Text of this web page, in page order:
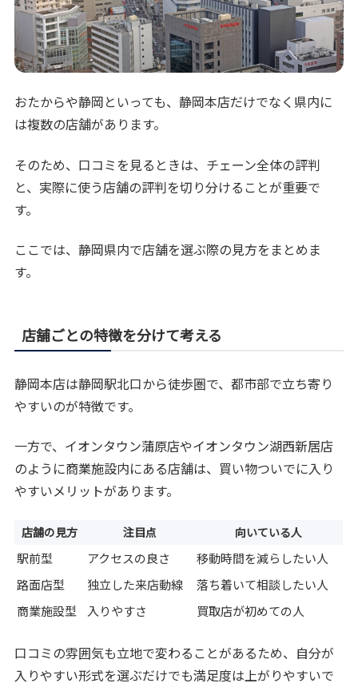
おたからや静岡といっても、静岡本店だけでなく県内に
は複数の店舗があります。
そのため、口コミを見るときは、チェーン全体の評判
と、実際に使う店舗の評判を切り分けることが重要で
す。
ここでは、静岡県内で店舗を選ぶ際の見方をまとめま
す。
店舗ごとの特徴を分けて考える
静岡本店は静岡駅北口から徒歩圏で、都市部で立ち寄り
やすいのが特徴です。
一方で、イオンタウン蒲原店やイオンタウン湖西新居店
のように商業施設内にある店舗は、買い物ついでに入り
やすいメリットがあります。
店舗の見方 注目点 向いている人
駅前型 アクセスの良さ
移動時間を減らしたい人
路面店型
独立した来店動線
落ち着いて相談したい人
商業施設型
入りやすさ 買取店が初めての人
口コミの雰囲気も立地で変わることがあるため、自分が
入りやすい形式を選ぶだけでも満足度は上がりやすいで